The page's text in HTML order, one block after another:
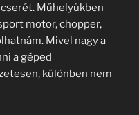
Műhelyükben
motor, chopper,
Mivel nagy a
a géped
különben nem